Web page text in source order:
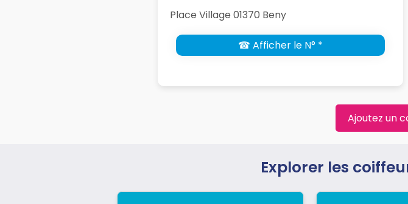
Place Village 01370 Beny
☎ Afficher le N° *
Ajoutez un
Explorer les